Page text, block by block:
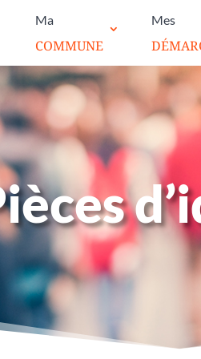
Ma
COMMUNE
Mes